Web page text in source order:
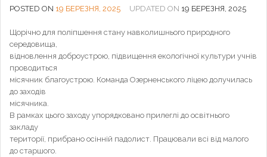
POSTED ON 19 БЕРЕЗНЯ, 2025 UPDATED ON 19 БЕРЕЗНЯ, 2025
Щорічно для поліпшення стану навколишнього природного
середовища,
відновлення доброустрою, підвищення екологічної культури учнів
проводиться
місячник благоустрою. Команда Озерненського ліцею долучилась
до заходів
місячника.
В рамках цього заходу упорядковано прилеглі до освітнього
закладу
території, прибрано осінній падолист. Працювали всі від малого
до старшого.